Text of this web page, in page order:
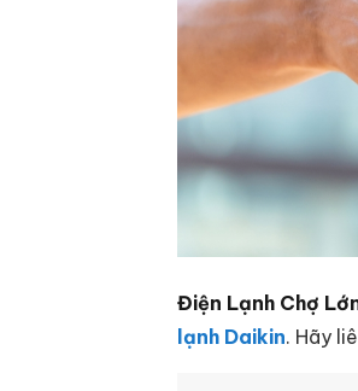
Điện Lạnh Chợ
lạnh Daikin. Hãy